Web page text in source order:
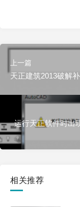
上一篇
天正建筑2013破解
运行天正软件时出
相关推荐